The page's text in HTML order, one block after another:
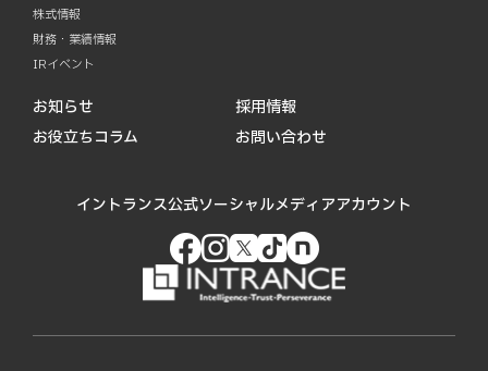
株式情報
財務・業績情報
IRイベント
お知らせ
お役立ちコラム
採用情報
お問い合わせ
イントランス公式ソーシャルメディアアカウント